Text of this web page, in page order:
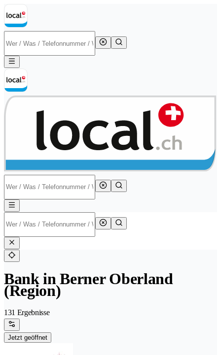
Bank in Berner Oberland
(Region)
131 Ergebnisse
Jetzt geöffnet